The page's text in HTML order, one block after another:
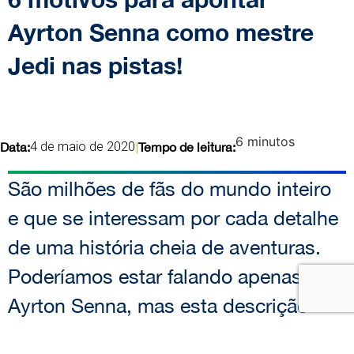
Ayrton Senna como mestre
Jedi nas pistas!
Data:4 de maio de 2020 Tempo de leitura:6 minutos
São milhões de fãs do mundo inteiro
e que se interessam por cada detalhe
de uma história cheia de aventuras.
Poderíamos estar falando apenas de
Ayrton Senna, mas esta descrição